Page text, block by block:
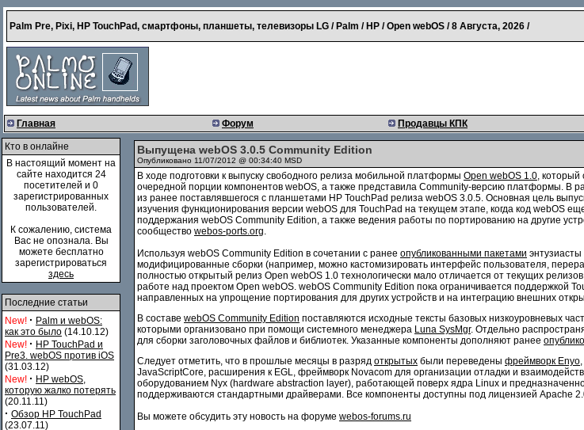
Palm Pre, Pixi, HP TouchPad, смартфоны, планшеты, телевизоры LG / Palm / HP / Open webOS /8 Августа, 2026 /
Главная Форум Продавцы КПК
Кто в онлайне
В настоящий момент на
сайте находится 24
посетителей и 0
зарегистрированных
пользователей.
К сожалению, система
Вас не опознала. Вы
можете бесплатно
зарегистрироваться
здесь
Последние статьи
New! · Palm и webOS:
как это было (14.10.12)
New! · HP TouchPad и
Pre3. webOS против iOS
(31.03.12)
New! · HP webOS,
которую жалко потерять
(20.11.11)
· Обзор HP TouchPad
(23.07.11)
Выпущена webOS 3.0.5 Community Edition
Опубликовано 11/07/2012 @ 00:34:40 MSD
В ходе подготовки к выпуску свободного релиза мобильной платформы Open webOS 1.0, который
очередной порции компонентов webOS, а также представила Community-версию платформы. В
из ранее поставлявшегося с планшетами HP TouchPad релиза webOS 3.0.5. Основная цель
изучения функционирования версии webOS для TouchPad на текущем этапе, когда код webOS
поддержания webOS Community Edition, а также ведения работы по портированию на другие
сообщество webos-ports.org.
Используя webOS Community Edition в сочетании с ранее опубликованными пакетами энтузиасты
модифицированные сборки (например, можно кастомизировать интерфейс пользователя,
полностью открытый релиз Open webOS 1.0 технологически мало отличается от текущих
работе над проектом Open webOS. webOS Community Edition пока ограничивается поддержкой
направленных на упрощение портирования для других устройств и на интеграцию внешних
В составе webOS Community Edition поставляются исходные тексты базовых низкоуровневых
которыми организовано при помощи системного менеджера Luna SysMgr. Отдельно
для сборки заголовочных файлов и библиотек. Указанные компоненты дополняют ранее
Следует отметить, что в прошлые месяцы в разряд открытых были переведены фреймворк Enyo,
JavaScriptCore, расширения к EGL, фреймворк Novacom для организации отладки и
оборудованием Nyx (hardware abstraction layer), работающей поверх ядра Linux и
поддерживаются стандартными драйверами. Все компоненты доступны под лицензией Apache
Вы можете обсудить эту новость на форуме webos-forums.ru